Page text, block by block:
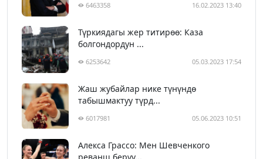
6463358 16.02.2023 13:40
Түркиядагы жер титирөө: Каза
болгондордун ...
6253642 05.03.2023 17:54
Жаш жубайлар нике түнүндө
табышмактуу түрд...
6017981 05.06.2023 10:51
Алекса Грассо: Мен Шевченкого